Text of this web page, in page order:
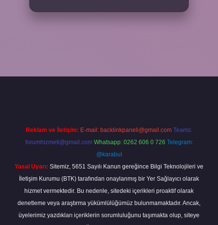
Reklam ve İletişim: E-mail: backlinkpaneli@gmail.com Teams:
forumhizmeti@gmail.com Whatsapp: 0262 606 0 726 Telegram:
@karabul
Yasal Uyarı: Sitemiz, 5651 Sayılı Kanun gereğince Bilgi Teknolojileri ve
İletişim Kurumu (BTK) tarafından onaylanmış bir Yer Sağlayıcı olarak
hizmet vermektedir. Bu nedenle, sitedeki içerikleri proaktif olarak
denetleme veya araştırma yükümlülüğümüz bulunmamaktadır. Ancak,
üyelerimiz yazdıkları içeriklerin sorumluluğunu taşımakta olup, siteye